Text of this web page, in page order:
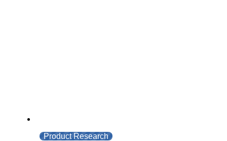
Product Research